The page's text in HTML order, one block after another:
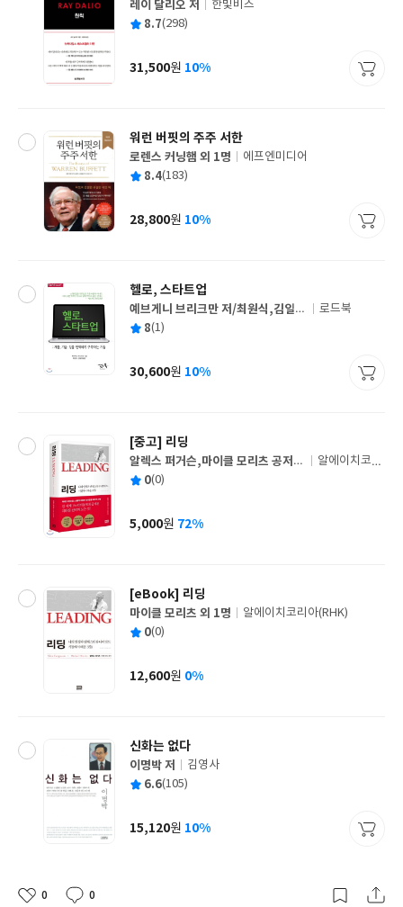
글
쓴
레이 달리오 저
출
사
한빛비즈
평 8.7(298)
가
31,500원 10%
워런 버핏의 주주 서한
글
쓴
로렌스 커닝햄 외 1명
출
사
에프엔미디어
평 8.4(183)
가
28,800원 10%
헬로, 스타트업
글
쓴
예브게니 브리크만 저/최원식,김일영
공역
출
사
로드북
평 8(1)
가
30,600원 10%
[중고] 리딩
글
쓴
알렉스 퍼거슨,마이클 모리츠 공저/
박세연,조철웅 공역
출
사
알에이치코리
평 0(0)
가
5,000원 72%
[eBook] 리딩
글
쓴
마이클 모리츠 외 1명
출
사
알에이치코리아(RHK)
평 0(0)
가
12,600원 0%
신화는 없다
글
쓴
이명박 저
출
사
김영사
평 6.6(105)
가
15,120원 10%
좋
0
댓
0
작